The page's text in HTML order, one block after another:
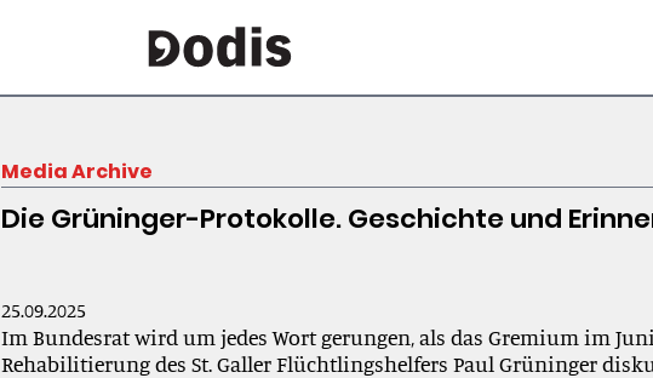
Media Archive
Die Grüninger-Protokolle. Geschichte und
25.09.2025
Im Bundesrat wird um jedes Wort gerungen, als das Gremium im
Rehabilitierung des St. Galler Flüchtlingshelfers Paul Grüninger